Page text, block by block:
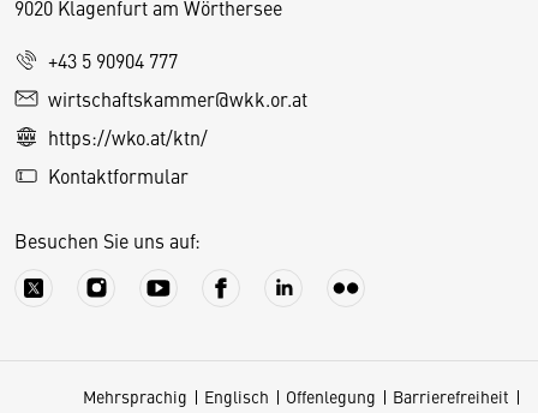
9020 Klagenfurt am Wörthersee
+43 5 90904 777
wirtschaftskammer@wkk.or.at
https://wko.at/ktn/
Kontaktformular
Besuchen Sie uns auf:
Mehrsprachig Englisch Offenlegung
Barrierefreiheit
D
e
s
S
e